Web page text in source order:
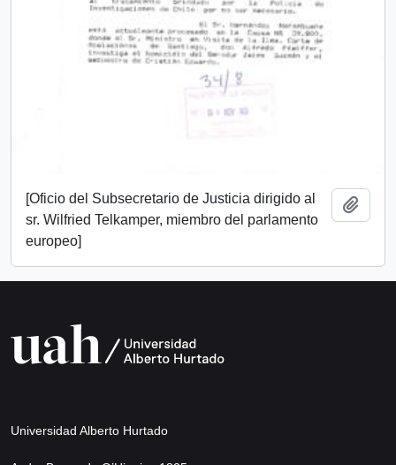
[Oficio del Subsecretario de Justicia dirigido al
sr. Wilfried Telkamper, miembro del parlamento
europeo]
Universidad Alberto Hurtado